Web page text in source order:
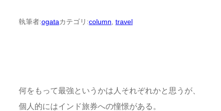
執筆者:ogataカテゴリ:column travel
何をもって最強というかは人それぞれかと思うが、
個人的にはインド旅券への憧憬がある。